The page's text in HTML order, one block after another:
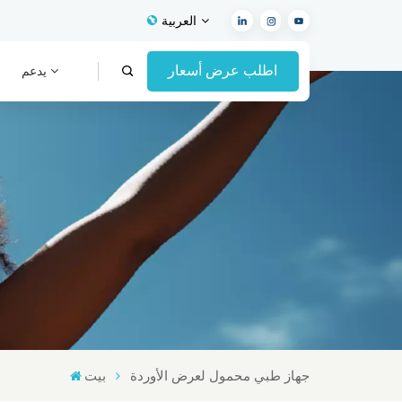
العربية
English
Español
Italiano
العربية
يدعم اطلب عرض أسعار
بيت جهاز طبي محمول لعرض الأوردة